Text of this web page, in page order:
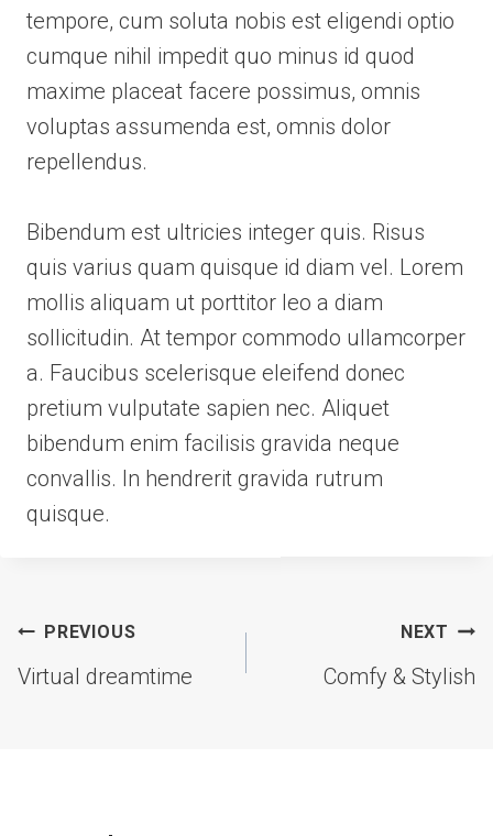
tempore, cum soluta nobis est eligendi optio
cumque nihil impedit quo minus id quod
maxime placeat facere possimus, omnis
voluptas assumenda est, omnis dolor
repellendus.
Bibendum est ultricies integer quis. Risus
quis varius quam quisque id diam vel. Lorem
mollis aliquam ut porttitor leo a diam
sollicitudin. At tempor commodo ullamcorper
a. Faucibus scelerisque eleifend donec
pretium vulputate sapien nec. Aliquet
bibendum enim facilisis gravida neque
convallis. In hendrerit gravida rutrum
quisque.
Post
navigation
PREVIOUS
Virtual dreamtime
NEXT
Comfy & Stylish